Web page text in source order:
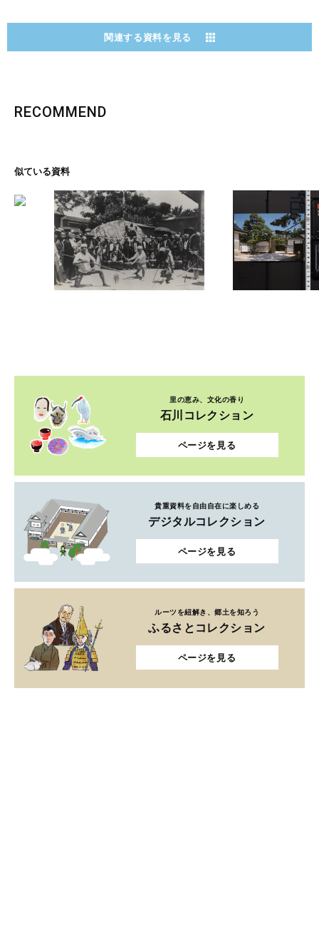
関連する資料を見る
RECOMMEND
似ている資料
里の恵み、文化の香り
石川コレクション
ページを見る
貴重資料を自由自在に楽しめる
デジタルコレクション
ページを見る
ルーツを紐解き、郷土を知ろう
ふるさとコレクション
ページを見る